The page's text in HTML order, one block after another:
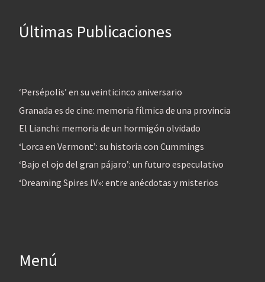
Últimas Publicaciones
‘Persépolis’ en su veinticinco aniversario
Granada es de cine: memoria fílmica de una provincia
El Lianchi: memoria de un hormigón olvidado
‘Lorca en Vermont’: su historia con Cummings
‘Bajo el ojo del gran pájaro’: un futuro especulativo
‘Dreaming Spires IV»: entre anécdotas y misterios
Menú